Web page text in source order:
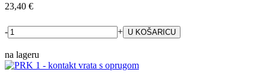
23,40 €
- +
na lageru